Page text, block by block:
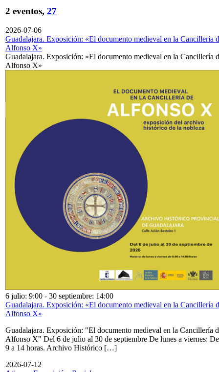
2 eventos, 27
2026-07-06
Guadalajara. Exposición: «El documento medieval en la Cancillería
Alfonso X»
Guadalajara. Exposición: «El documento medieval en la Cancillería
Alfonso X»
6 julio: 9:00 - 30 septiembre: 14:00
Guadalajara. Exposición: «El documento medieval en la Cancillería
Alfonso X»
Guadalajara. Exposición: "El documento medieval en la Cancillería
Alfonso X" Del 6 de julio al 30 de septiembre De lunes a viernes: De
9 a 14 horas. Archivo Histórico […]
2026-07-12